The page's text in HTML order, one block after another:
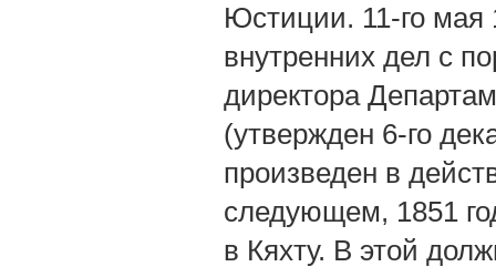
Юстиции. 11-го мая
внутренних дел с
директора
(утвержден 6-го
произведен в
следующем, 1851
в Кяхту. В этой